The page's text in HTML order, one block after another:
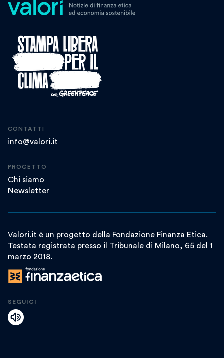
CONTATTI
info@valori.it
PROGETTO
Chi siamo
Newsletter
Valori.it è un progetto della Fondazione Finanza Etica.
Testata registrata presso il Tribunale di Milano, 65 del 1
marzo 2018.
SEGUICI